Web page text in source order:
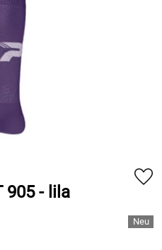
905 - lila